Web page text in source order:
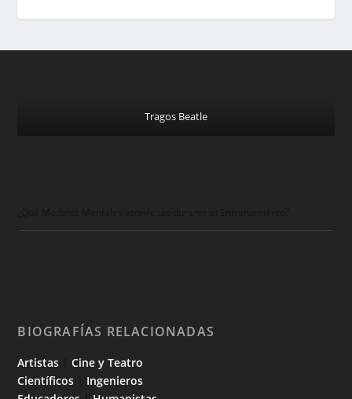
Tragos Beatle
BIOGRAFÍAS RELACIONADAS
Artistas |Cine y Teatro
Científicos
Ingenieros